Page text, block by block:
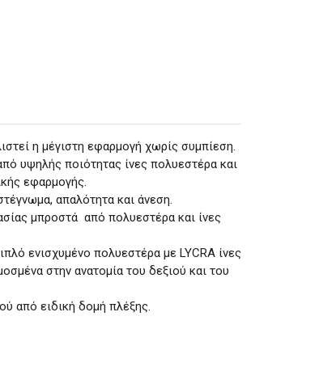
η μέγιστη εφαρμογή χωρίς συμπίεση.
υψηλής ποιότητας ίνες πολυεστέρα και
εφαρμογής.
απαλότητα και άνεση.
μπροστά από πολυεστέρα και ίνες
ενισχυμένο πολυεστέρα με LYCRA ίνες
στην ανατομία του δεξιού και του
από ειδική δομή πλέξης.